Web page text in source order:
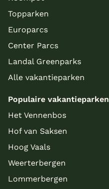
Topparken
Europarcs
Center Parcs
Landal Greenparks
Alle vakantieparken
Populaire vakantieparken
Het Vennenbos
Hof van Saksen
Hoog Vaals
Weerterbergen
Lommerbergen